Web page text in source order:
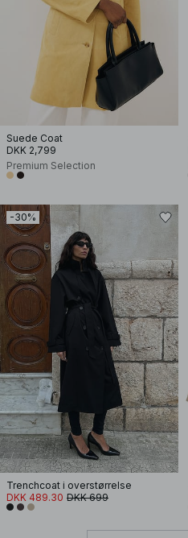
Suede Coat
DKK 2,799
Premium Selection
-30%
Trenchcoat i overstørrelse
DKK 489.30 DKK 699